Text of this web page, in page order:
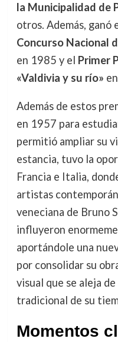
la Municipalidad de
otros. Además, ganó
Concurso Nacional
en 1985 y el Primer
«Valdivia y su río»
Además de estos
en 1957 para
permitió ampliar su
estancia, tuvo la
Francia e Italia,
artistas
veneciana de Bruno
influyeron
aportándole una
por consolidar su
visual que se aleja
tradicional de su
Momentos